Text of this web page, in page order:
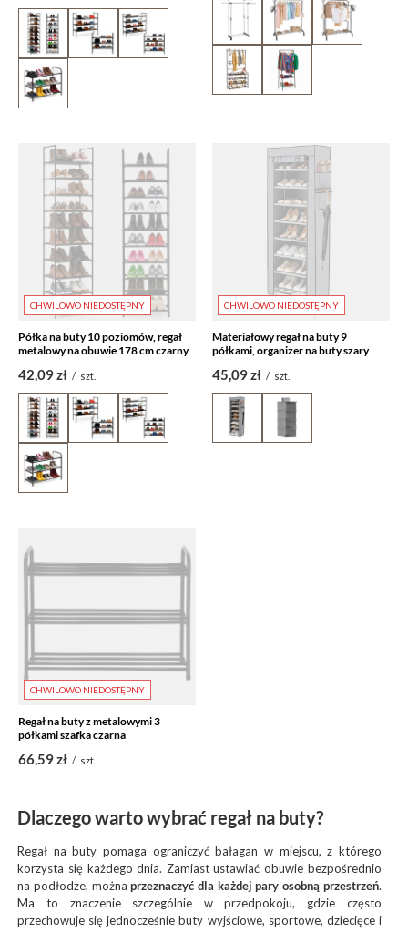
CHWILOWO NIEDOSTĘPNY
Półka na buty 10 poziomów, regał
metalowy na obuwie 178 cm czarny
42,09 zł / szt.
CHWILOWO NIEDOSTĘPNY
Materiałowy regał na buty 9
półkami, organizer na buty szary
45,09 zł / szt.
CHWILOWO NIEDOSTĘPNY
Regał na buty z metalowymi 3
półkami szafka czarna
66,59 zł / szt.
Dlaczego warto wybrać regał na buty?
Regał na buty pomaga ograniczyć bałagan w miejscu, z którego
korzysta się każdego dnia. Zamiast ustawiać obuwie bezpośrednio
na podłodze, możnaprzeznaczyć dla każdej pary osobną przestrzeń.
Ma to znaczenie szczególnie w przedpokoju, gdzie często
przechowuje się jednocześnie buty wyjściowe, sportowe, dziecięce i